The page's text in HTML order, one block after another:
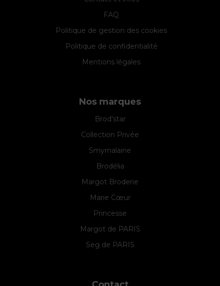
FAQ
Politique de gestion des cookies
Politique de confidentialité
Mentions légales
Nos marques
Brod'star
Collection Privée
Smyrnalaine
Brodélia
Margot Broderie
Marie Cœur
Princesse
Margot de PARIS
Seg de PARIS